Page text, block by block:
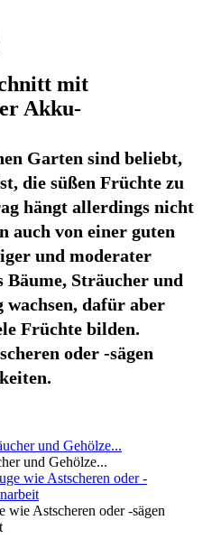
mit
Akku-
Garten sind beliebt,
die süßen Früchte zu
hängt allerdings nicht
auch von einer guten
und moderater
Bäume, Sträucher und
dafür aber
Früchte bilden.
oder -sägen
und Gehölze...
Astscheren oder -sägen